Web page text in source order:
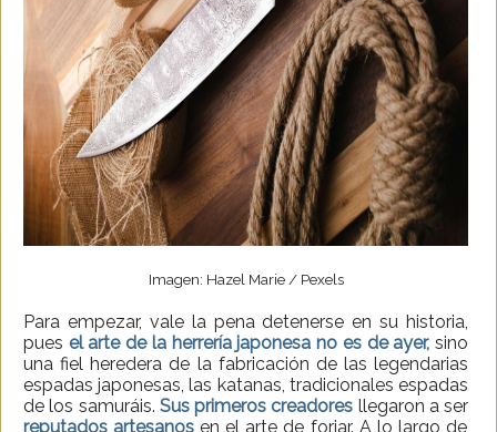
Imagen: Hazel Marie / Pexels
Para empezar, vale la pena detenerse en su historia,
pues el arte de la herrería japonesa no es de ayer, sino
una fiel heredera de la fabricación de las legendarias
espadas japonesas, las katanas, tradicionales espadas
de los samuráis. Sus primeros creadores llegaron a ser
reputados artesanos en el arte de forjar. A lo largo de